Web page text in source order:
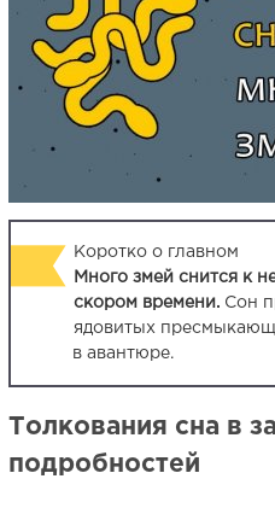
Коротко о главном
Много змей снится к
скором времени. Сон
ядовитых
в авантюре.
Толкования сна в
подробностей